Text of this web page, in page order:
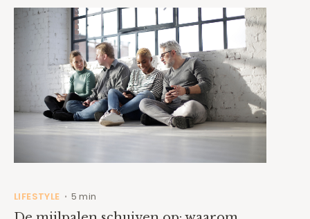
LIFESTYLE • 5 min